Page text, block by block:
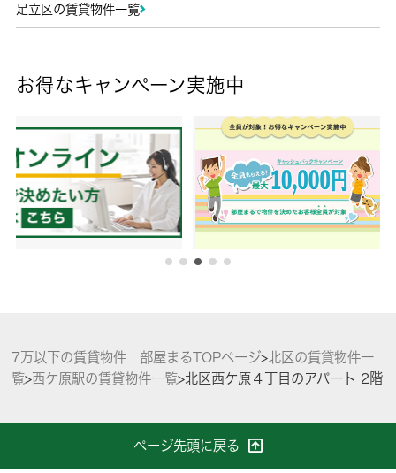
足立区の賃貸物件一覧
お得なキャンペーン実施中
7万以下の賃貸物件 部屋まるTOPページ>北区の賃貸物件一
覧>西ケ原駅の賃貸物件一覧>北区西ケ原４丁目のアパート 2階
ページ先頭に戻る